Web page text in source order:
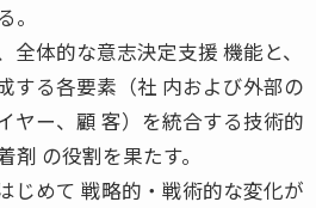
全体的な意志決定支援 機能と、
する各要素（社 内および外部の
ヤー、顧 客）を統合する技術的
の役割を果たす。
じめて 戦略的・戦術的な変化が